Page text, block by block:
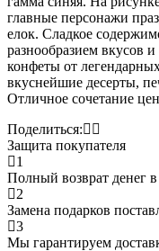
главные персонажи
елок. Сладкое
разнообразием вкусов
конфеты от
вкуснейшие десерты,
Отличное сочетание
Поделиться:
Защита покупателя
1
Полный возврат денег
2
Замена подарков
3
Мы гарантируем